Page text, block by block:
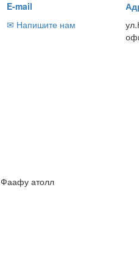
E-mail
✉ Напишите нам
Фаафу атолл